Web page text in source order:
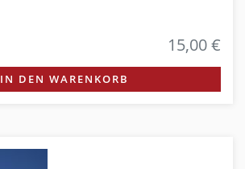
15,00 €
IN DEN WARENKORB